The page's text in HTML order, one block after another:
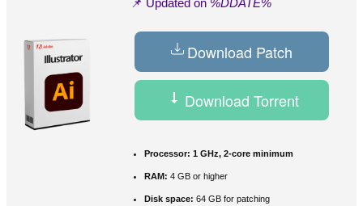
Download Patch
Download Torrent
Processor: 1 GHz, 2-core minimum
RAM: 4 GB or higher
Disk space: 64 GB for patching